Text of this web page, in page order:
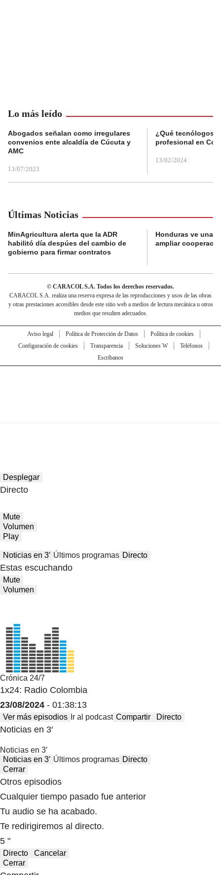
Lo más leído
Abogados señalan como irregulares
convenios ente alcaldía de Cúcuta y
AMC
13/07/2023
¿Qué tecnólogos
profesional en
13/02/2024
Últimas Noticias
MinAgricultura alerta que la ADR
habilitó día despúes del cambio de
gobierno para firmar contratos
Honduras ve una
ampliar
© CARACOL S.A. Todos los derechos reservados.
CARACOL S.A. realiza una reserva expresa de las reproducciones y usos de las obras
y otras prestaciones accesibles desde este sitio web a medios de lectura mecánica u otros
medios que resulten adecuados.
Aviso legal Política de Protección de Datos
Política de cookies
Configuración de cookies
Transparencia Soluciones W
Teléfonos
Escríbanos
Desplegar
Directo
Mute
Volumen
Play
Noticias en 3′ Últimos programas Directo
Estas escuchando
Mute
Volumen
Crónica 24/7
1x24: Radio Colombia
23/08/2024 - 01:38:13
Ver más episodios Ir al podcast Compartir Directo
Noticias en 3′
Noticias en 3′
Noticias en 3′ Últimos programas Directo
Cerrar
Otros episodios
Cualquier tiempo pasado fue anterior
Tu audio se ha acabado.
Te redirigiremos al directo.
5 "
Directo
Cancelar
Cerrar